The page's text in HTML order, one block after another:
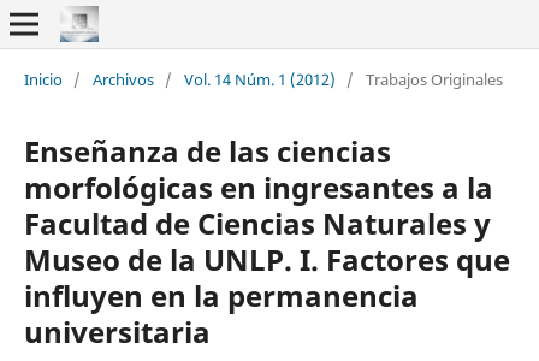
Inicio / Archivos / Vol. 14 Núm. 1 (2012) / Trabajos Originales
Enseñanza de las ciencias
morfológicas en ingresantes a la
Facultad de Ciencias Naturales y
Museo de la UNLP. I. Factores que
influyen en la permanencia
universitaria